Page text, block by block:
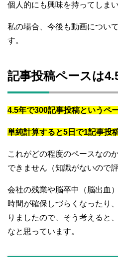
個人的にも興味を持ってしま
私の場合、今後も動画につい
す。
記事投稿ペースは
4.5年で300記事投稿というペ
単純計算すると5日で1記事投稿
これがどの程度のペースなの
できません（知識がないので
会社の残業や脳卒中（脳出血
時間が確保しづらくなったり
りましたので、そう考えると
なと思っています。